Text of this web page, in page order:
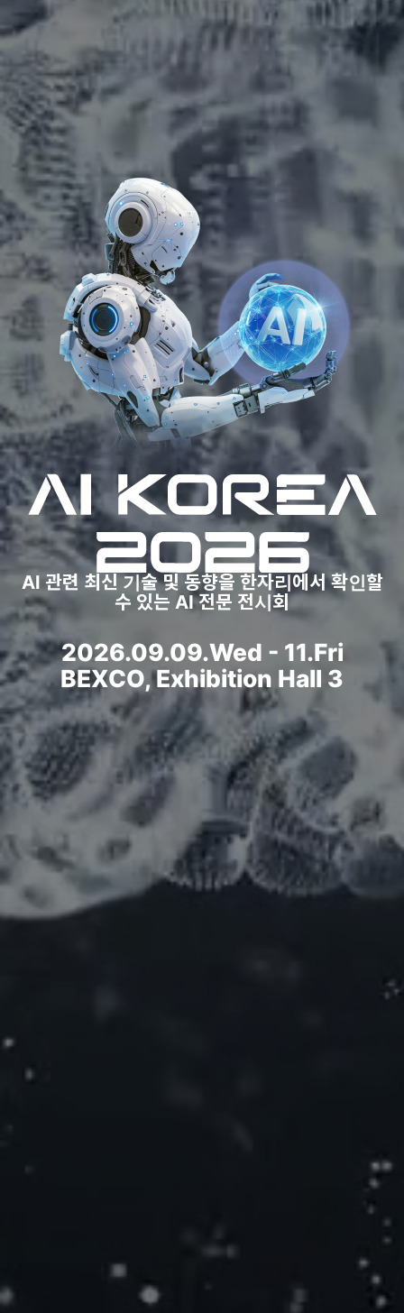
Al 관련 최신 기술 및 동향을 한자리에서 확인할
수 있는 AI 전문 전시회
2026.09.09.Wed - 11.Fri
BEXCO, Exhibition Hall 3